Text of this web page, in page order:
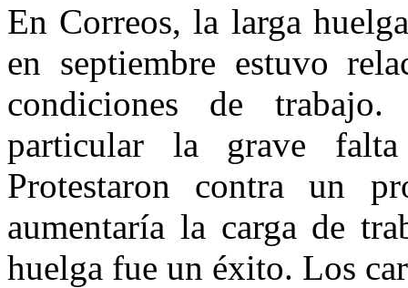
En Correos, la larga
en septiembre estuvo
condiciones de
particular la grave
Protestaron contra un
aumentaría la carga de
huelga fue un éxito. Los